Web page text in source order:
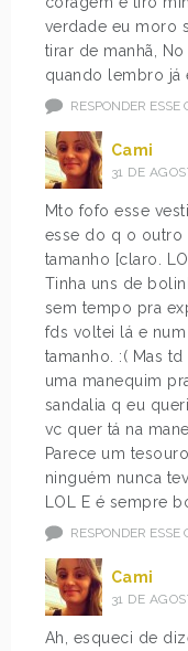
verdade eu moro
tirar de manhã,
quando lembro já
RESPONDER ESSE
Cami
31 DE
Mto fofo esse
esse do q o outro
tamanho [claro.
Tinha uns de
sem tempo pra
fds voltei lá e
tamanho. :( Mas
uma manequim
sandalia q eu
vc quer tá na
Parece um
ninguém nunca
LOL E é sempre
RESPONDER ESSE
Cami
31 DE
Ah, esqueci de